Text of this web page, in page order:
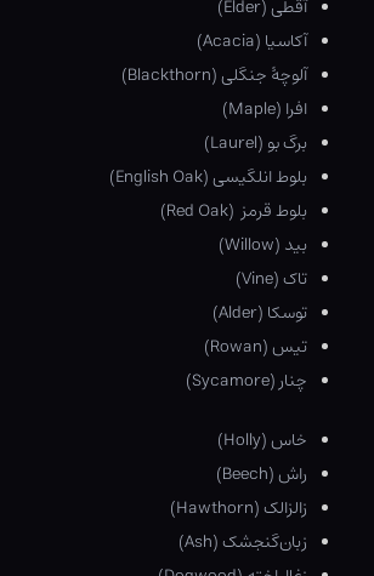
آقطی (Elder)
آکاسیا (Acacia)
آلوچهٔ جنگلی (Blackthorn)
افرا (Maple)
برگ بو (Laurel)
بلوط انلگیسی (English Oak)
بلوط قرمز (Red Oak)
بید (Willow)
تاک (Vine)
توسکا (Alder)
تیس (Rowan)
چنار (Sycamore)
خاس (Holly)
راش (Beech)
زالزالک (Hawthorn)
زبان‌گنجشک (Ash)